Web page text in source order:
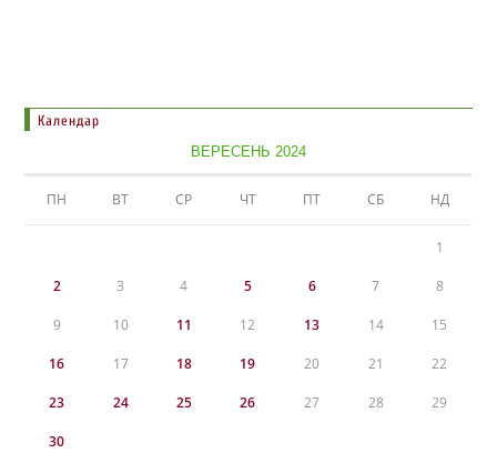
Календар
ВЕРЕСЕНЬ 2024
ПН ВТ СР ЧТ ПТ СБ НД
1
2 3 4 5 6 7 8
9 10 11 12 13 14 15
16 17 18 19 20 21 22
23 24 25 26 27 28 29
30